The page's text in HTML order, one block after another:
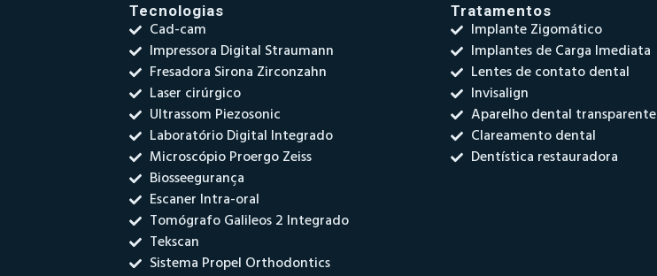
Tecnologias
Cad-cam
Impressora Digital Straumann
Fresadora Sirona Zirconzahn
Laser cirúrgico
Ultrassom Piezosonic
Laboratório Digital Integrado
Microscópio Proergo Zeiss
Biosseegurança
Escaner Intra-oral
Tomógrafo Galileos 2 Integrado
Tekscan
Sistema Propel Orthodontics
Tratamentos
Implante Zigomático
Implantes de Carga Imediata
Lentes de contato dental
Invisalign
Aparelho dental transparente
Clareamento dental
Dentística restauradora